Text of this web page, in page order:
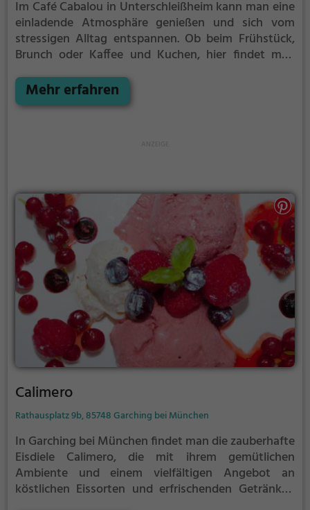
Im Café Cabalou in Unterschleißheim kann man eine
einladende Atmosphäre genießen und sich vom
stressigen Alltag entspannen. Ob beim Frühstück,
Brunch oder Kaffee und Kuchen, hier findet man
gemütliche Ambiente lädt dazu ein, sich mit
Freunden zu treffen, oder alleine zu entspannen und
Mehr erfahren
Calimero
Rathausplatz 9b, 85748 Garching bei München
In Garching bei München findet man die zauberhafte
Eisdiele Calimero, die mit ihrem gemütlichen
Ambiente und einem vielfältigen Angebot an
köstlichen Eissorten und erfrischenden Getränken